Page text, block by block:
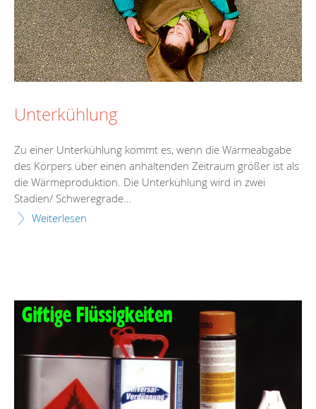
Unterkühlung
Zu einer Unterkühlung kommt es, wenn die Wärmeabgabe
des Körpers über einen anhaltenden Zeitraum größer ist als
die Wärmeproduktion. Die Unterkühlung wird in zwei
Stadien/ Schweregrade...
Weiterlesen